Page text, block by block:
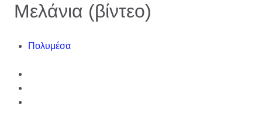
Μελάνια (βίντεο)
Πολυμέσα